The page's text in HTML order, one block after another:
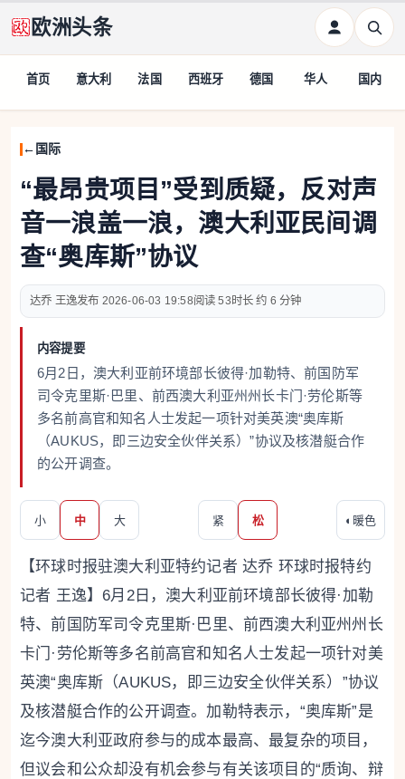
欧洲头条
首页 意大利 法国 西班牙 德国 华人 国内
国际
“最昂贵项目”受到质疑，反对声
音一浪盖一浪，澳大利亚民间调
查“奥库斯”协议
达乔 王逸 2026-06-03 19:58 53 约 6 分钟
内容提要
6月2日，澳大利亚前环境部长彼得·加勒特、前国防军
司令克里斯·巴里、前西澳大利亚州州长卡门·劳伦斯等
多名前高官和知名人士发起一项针对美英澳“奥库斯
（AUKUS，即三边安全伙伴关系）”协议及核潜艇合作
的公开调查。
小 中 大 紧 松 ◐ 暖色
【环球时报驻澳大利亚特约记者 达乔 环球时报特约
记者 王逸】6月2日，澳大利亚前环境部长彼得·加勒
特、前国防军司令克里斯·巴里、前西澳大利亚州州长
卡门·劳伦斯等多名前高官和知名人士发起一项针对美
英澳“奥库斯（AUKUS，即三边安全伙伴关系）”协议
及核潜艇合作的公开调查。加勒特表示，“奥库斯”是
迄今澳大利亚政府参与的成本最高、最复杂的项目，
但议会和公众却没有机会参与有关该项目的“质询、辩